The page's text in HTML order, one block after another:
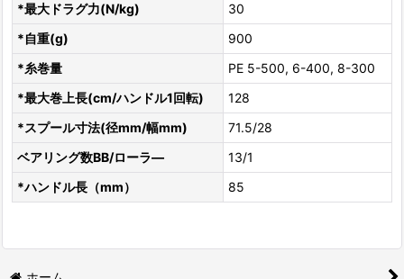
*最大ドラグ力(N/kg)
30
*自重(g)
900
*糸巻量
PE 5-500, 6-400, 8-300
*最大巻上長(cm/ハンドル1回転)
128
*スプール寸法(径mm/幅mm)
71.5/28
ベアリング数BB/ローラ―
13/1
*ハンドル長（mm）
85